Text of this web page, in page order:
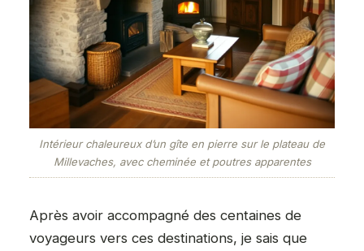
Intérieur chaleureux d’un gîte en pierre sur le plateau de
Millevaches, avec cheminée et poutres apparentes
Après avoir accompagné des centaines de
voyageurs vers ces destinations, je sais que